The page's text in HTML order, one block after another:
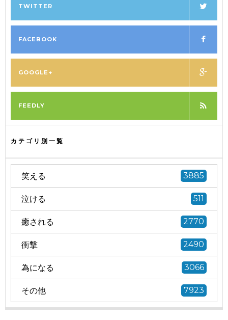
TWITTER
FACEBOOK
GOOGLE+
FEEDLY
カテゴリ別一覧
笑える 3885
泣ける 511
癒される 2770
衝撃 2490
為になる 3066
その他 7923